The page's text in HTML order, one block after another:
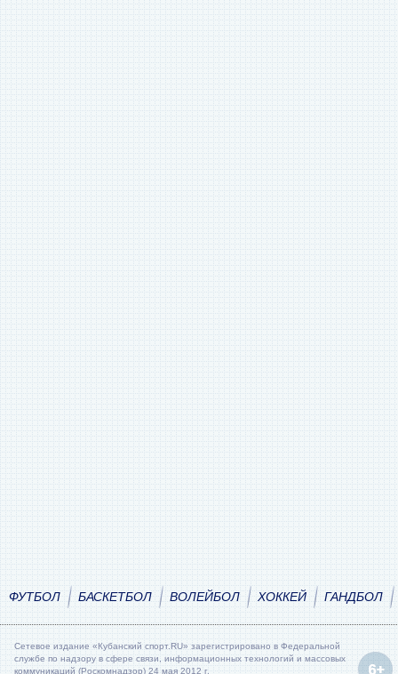
ФУТБОЛ БАСКЕТБОЛ ВОЛЕЙБОЛ ХОККЕЙ ГАНДБОЛ
Сетевое издание «Кубанский спорт.RU» зарегистрировано в Федеральной
службе по надзору в сфере связи, информационных технологий и массовых
коммуникаций (Роскомнадзор) 24 мая 2012 г.